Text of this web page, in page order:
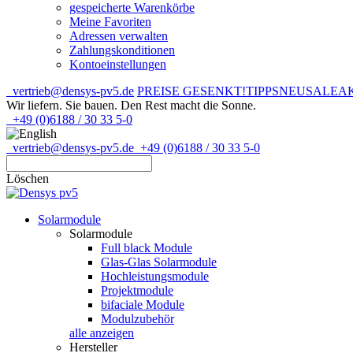
gespeicherte Warenkörbe
Meine Favoriten
Adressen verwalten
Zahlungskonditionen
Kontoeinstellungen
vertrieb@densys-pv5.de PREISE GESENKT!TIPPSNEUSALE
Wir liefern. Sie bauen. Den Rest macht die Sonne.
+49 (0)6188 / 30 33 5-0
vertrieb@densys-pv5.de +49 (0)6188 / 30 33 5-0
Löschen
Solarmodule
Solarmodule
Full black Module
Glas-Glas Solarmodule
Hochleistungsmodule
Projektmodule
bifaciale Module
Modulzubehör
alle anzeigen
Hersteller